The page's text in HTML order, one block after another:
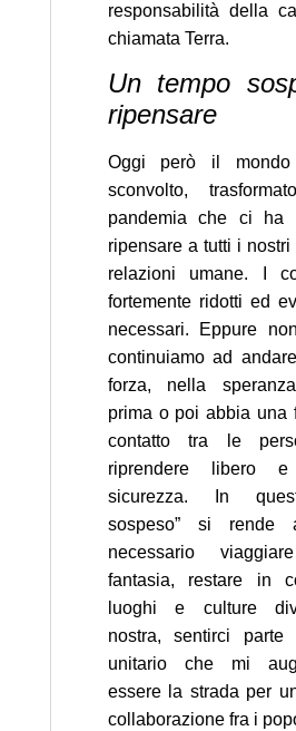
responsabilità della
chiamata Terra.
Un tempo
ripensare
Oggi però il
sconvolto,
pandemia che ci ha
ripensare a tutti i
relazioni umane. I
fortemente ridotti ed
necessari. Eppure
continuiamo ad
forza, nella
prima o poi abbia una
contatto tra le
riprendere libero
sicurezza. In
sospeso” si rende
necessario
fantasia, restare in
luoghi e culture
nostra, sentirci
unitario che mi
essere la strada per
collaborazione fra i